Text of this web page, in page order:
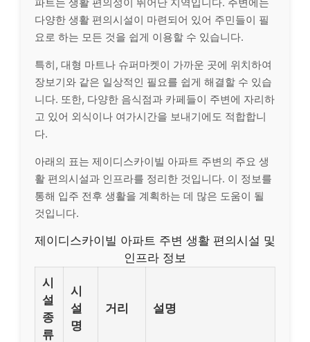
다양한 생활 편의시설이 마련되어 있어 주민들이 필
요로 하는 모든 것을 쉽게 이용할 수 있습니다.
특히, 대형 마트나 슈퍼마켓이 가까운 곳에 위치하여
장보기와 같은 일상적인 필요를 쉽게 해결할 수 있습
니다. 또한, 다양한 음식점과 카페들이 주변에 자리하
고 있어 외식이나 여가시간을 보내기에도 적합합니
다.
아래의 표는 제이디스카이빌 아파트 주변의 주요 생
활 편의시설과 인프라를 정리한 것입니다. 이 정보를
통해 입주 전후 생활을 계획하는 데 많은 도움이 될
것입니다.
제이디스카이빌 아파트 주변 생활 편의시설 및
인프라 정보
시
설
종
류
시
설
명
거리 설명